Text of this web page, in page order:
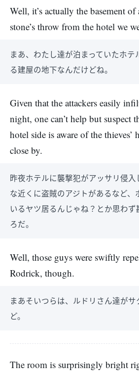
Well, it’s actually the basement
stone’s throw from the hotel we
まあ、わたし達が泊まっていたホテ
る建屋の地下なんだけどね。
Given that the attackers easily
night, one can’t help but suspect
hotel side is aware of the thieves’
close by.
昨夜ホテルに襲撃犯がアッサリ侵
な近くに盗賊のアジトがあるなど、
いるヤツ居るんじゃね？とか思わず
ろだ。
Well, those guys were swiftly
Rodrick, though.
まあそいつらは、ルドリさん達が
ど。
The room is surprisingly bright